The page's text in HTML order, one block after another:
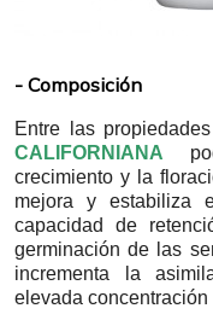
Composición
Entre las
CALIFORNIANA
crecimiento y la
mejora y estabiliza
capacidad de
germinación de las
incrementa la
elevada concentración